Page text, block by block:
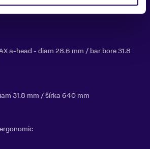
a-head - diam 28.6 mm / bar bore 31.8
31.8 mm / šírka 640 mm